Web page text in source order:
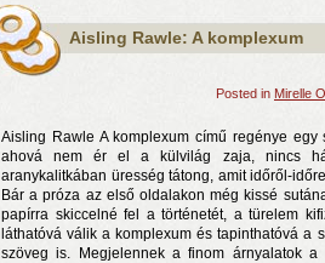
Aisling Rawle: A komplexum
Posted in Mirelle
Aisling Rawle A komplexum című regénye
ahová nem ér el a külvilág zaja, nincs
aranykalitkában üresség tátong, amit időről-
Bár a próza az első oldalakon még kissé
papírra skiccelné fel a történetét, a türelem
láthatóvá válik a komplexum és tapinthatóvá a
szöveg is. Megjelennek a finom árnyalatok